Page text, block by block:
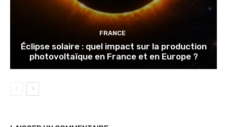
FRANCE
Éclipse solaire : quel impact sur la production
photovoltaïque en France et en Europe ?